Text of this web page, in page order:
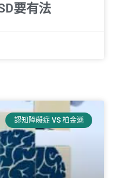
要有法
認知障礙症 VS 柏金遜